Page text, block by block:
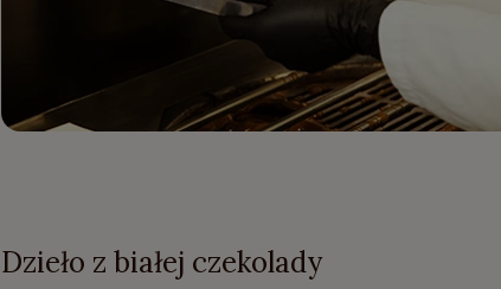
Dzieło z białej czekolady